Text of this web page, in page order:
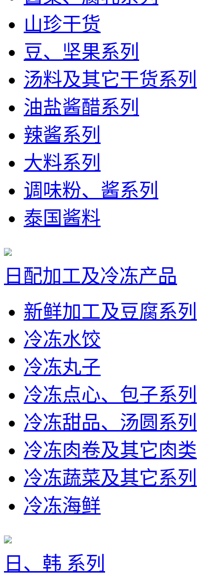
山珍干货
豆、坚果系列
汤料及其它干货系列
油盐酱醋系列
辣酱系列
大料系列
调味粉、酱系列
泰国酱料
日配加工及冷冻产品
新鲜加工及豆腐系列
冷冻水饺
冷冻丸子
冷冻点心、包子系列
冷冻甜品、汤圆系列
冷冻肉卷及其它肉类
冷冻蔬菜及其它系列
冷冻海鲜
日、韩 系列